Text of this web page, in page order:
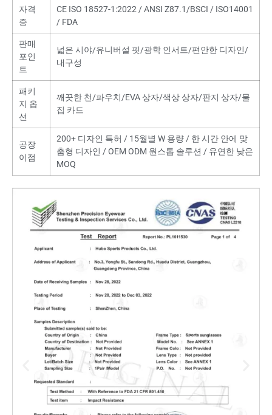
자격
증
CE ISO 18527-1:2022 / ANSI Z87.1/BSCI / ISO14001
/ FDA
판매
포인
트
넓은 시야/유니버설 핏/광학 인서트/편안한 디자인/
내구성
패키
지 옵
션
깨끗한 천/파우치/EVA 상자/색상 상자/판지 상자/물
집 카드
공장
이점
200+ 디자인 특허 / 15월별 W 용량 / 한 시간 안에 맞
춤형 디자인 / OEM ODM 원스톱 솔루션 / 유연한 낮은
MOQ